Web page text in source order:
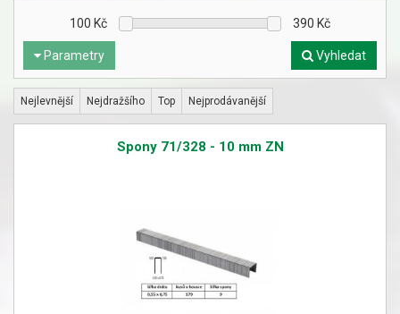
Parametry
100 Kč 390 Kč
Vyhledat
Nejlevnější Nejdražšího Top Nejprodávanější
Spony 71/328 - 10 mm ZN